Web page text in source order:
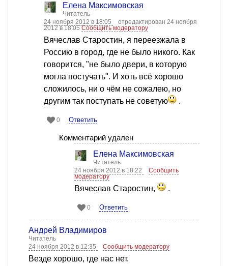
Елена Максимовская
Читатель
24 ноября 2012 в 18:05
отредактирован 24 ноября
2012 в 18:05Сообщить модератору
Вячеслав Старостин, я переезжала в
Россию в город, где не было никого. Как
говорится, "не было двери, в которую
могла постучать". И хоть всё хорошо
сложилось, ни о чём не сожалею, но
другим так поступать не советую
.
0 Ответить
Комментарий удален
Елена Максимовская
Читатель
24 ноября 2012 в 18:22
Сообщить
модератору
Вячеслав Старостин, .
0 Ответить
Андрей Владимиров
Читатель
24 ноября 2012 в 12:35
Сообщить модератору
Везде хорошо, где нас нет.